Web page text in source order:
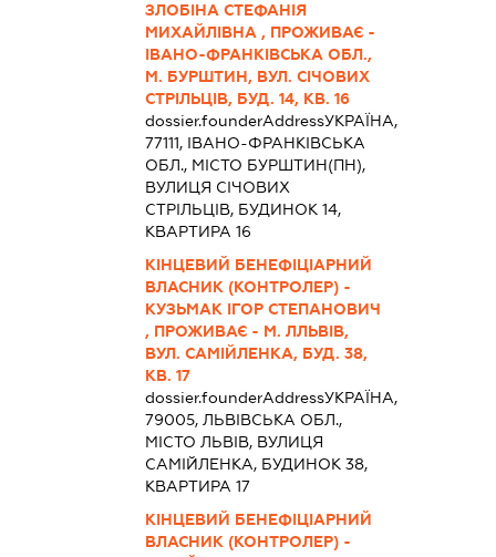
ЗЛОБІНА СТЕФАНІЯ
МИХАЙЛІВНА , ПРОЖИВАЄ -
ІВАНО-ФРАНКІВСЬКА ОБЛ.,
М. БУРШТИН, ВУЛ. СІЧОВИХ
СТРІЛЬЦІВ, БУД. 14, КВ. 16
dossier.founderAddressУКРАЇНА,
77111, ІВАНО-ФРАНКІВСЬКА
ОБЛ., МІСТО БУРШТИН(ПН),
ВУЛИЦЯ СІЧОВИХ
СТРІЛЬЦІВ, БУДИНОК 14,
КВАРТИРА 16
КІНЦЕВИЙ БЕНЕФІЦІАРНИЙ
ВЛАСНИК (КОНТРОЛЕР) -
КУЗЬМАК ІГОР СТЕПАНОВИЧ
, ПРОЖИВАЄ - М. ЛЛЬВІВ,
ВУЛ. САМІЙЛЕНКА, БУД. 38,
КВ. 17
dossier.founderAddressУКРАЇНА,
79005, ЛЬВІВСЬКА ОБЛ.,
МІСТО ЛЬВІВ, ВУЛИЦЯ
САМІЙЛЕНКА, БУДИНОК 38,
КВАРТИРА 17
КІНЦЕВИЙ БЕНЕФІЦІАРНИЙ
ВЛАСНИК (КОНТРОЛЕР) -